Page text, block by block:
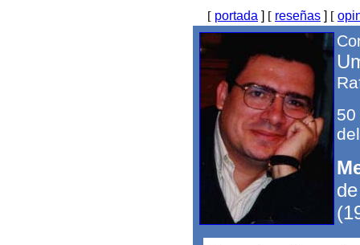
[ portada ] [ reseñas ] [